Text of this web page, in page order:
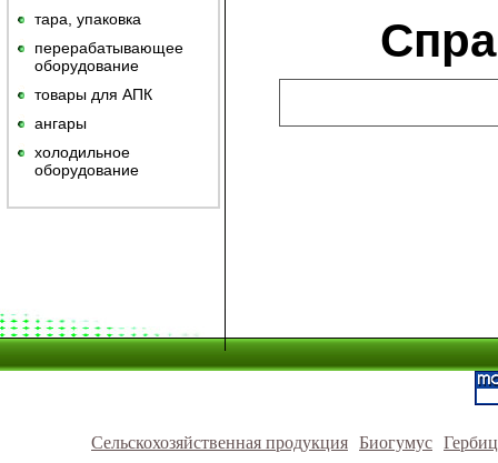
тара, упаковка
перерабатывающее
оборудование
товары для АПК
ангары
холодильное
оборудование
Сельскохозяйственная продукция Биогумус